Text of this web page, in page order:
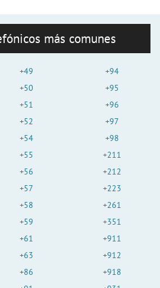
más comunes
+49
+50
+51
+52
+54
+55
+56
+57
+58
+59
+61
+63
+86
+94
+95
+96
+97
+98
+211
+212
+223
+261
+351
+911
+912
+918